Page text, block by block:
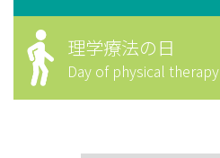
理学療法の日
Day of physical therapy